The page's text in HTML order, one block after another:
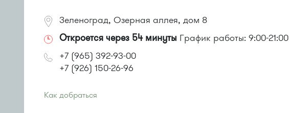
Зеленоград, Озерная аллея, дом 8
Откроется через 54 минуты График работы: 9:00-21:00
+7 (965) 392-93-00
+7 (926) 150-26-96
Как добраться